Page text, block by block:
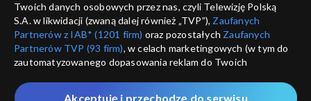
Twoich danych osobowych przez nas, czyli Telewizję Polską
S.A. w likwidacji (zwaną dalej również „TVP”), Zaufanych
Partnerów z IAB* (1201 firm) oraz pozostałych Zaufanych
Partnerów TVP (93 firm), w celach marketingowych (w tym do
zautomatyzowanego dopasowania reklam do Twoich
które wskazujemy poniżej, a także zgody na udostępnianie
Akceptuję i przechodzę do serwisu